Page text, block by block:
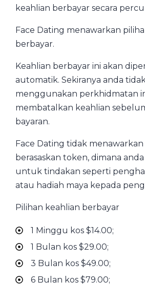
keahlian berbayar secara
Face Dating menawarkan
berbayar.
Keahlian berbayar ini akan
automatik. Sekiranya anda
menggunakan perkhidmatan
membatalkan keahlian
bayaran.
Face Dating tidak menawarkan
berasaskan token, dimana
untuk tindakan seperti
atau hadiah maya kepada
Pilihan keahlian berbayar
1 Minggu kos $14.00;
1 Bulan kos $29.00;
3 Bulan kos $49.00;
6 Bulan kos $79.00;